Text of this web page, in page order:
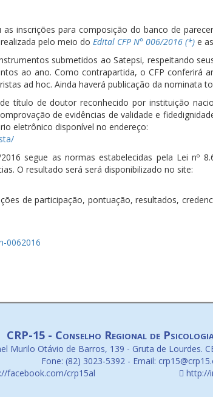
as inscrições para composição do banco de
pelo meio do Edital CFP N° 006/2016 (*) e
submetidos ao Satepsi, respeitando
ao ano. Como contrapartida, o CFP conferirá
ad hoc. Ainda haverá publicação da nominata
título de doutor reconhecido por instituição
de evidências de validade e
eletrônico disponível no endereço:
segue as normas estabelecidas pela Lei nº
O resultado será será disponibilizado no site:
de participação, pontuação, resultados,
0062016
CRP-15 - Conselho Regional de
Murilo Otávio de Barros, 139 - Gruta de Lourdes.
Fone: (82) 3023-5392 - Email:
facebook.com/crp15al
http://